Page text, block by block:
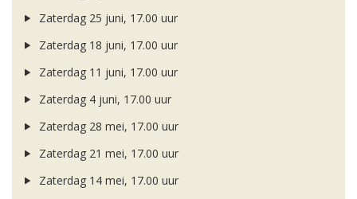
Zaterdag 25 juni, 17.00 uur
Zaterdag 18 juni, 17.00 uur
Zaterdag 11 juni, 17.00 uur
Zaterdag 4 juni, 17.00 uur
Zaterdag 28 mei, 17.00 uur
Zaterdag 21 mei, 17.00 uur
Zaterdag 14 mei, 17.00 uur